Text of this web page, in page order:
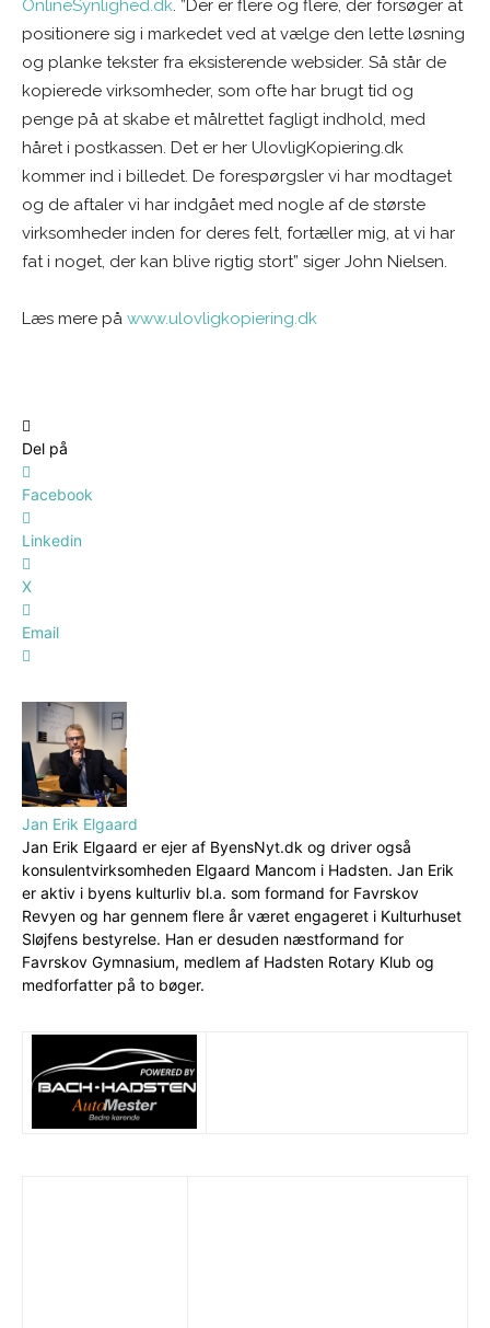
OnlineSynlighed.dk. ”Der er flere og flere, der forsøger at
positionere sig i markedet ved at vælge den lette løsning
og planke tekster fra eksisterende websider. Så står de
kopierede virksomheder, som ofte har brugt tid og
penge på at skabe et målrettet fagligt indhold, med
håret i postkassen. Det er her UlovligKopiering.dk
kommer ind i billedet. De forespørgsler vi har modtaget
og de aftaler vi har indgået med nogle af de største
virksomheder inden for deres felt, fortæller mig, at vi har
fat i noget, der kan blive rigtig stort” siger John Nielsen.
Læs mere på www.ulovligkopiering.dk
Del på
Facebook
Linkedin
X
Email
Jan Erik Elgaard
Jan Erik Elgaard er ejer af ByensNyt.dk og driver også
konsulentvirksomheden Elgaard Mancom i Hadsten. Jan Erik
er aktiv i byens kulturliv bl.a. som formand for Favrskov
Revyen og har gennem flere år været engageret i Kulturhuset
Sløjfens bestyrelse. Han er desuden næstformand for
Favrskov Gymnasium, medlem af Hadsten Rotary Klub og
medforfatter på to bøger.